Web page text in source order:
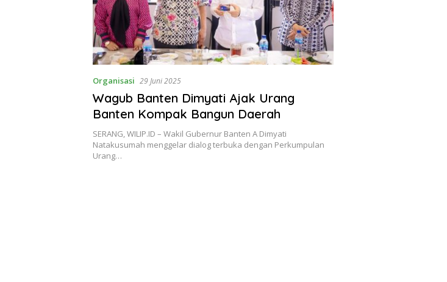
Organisasi 29 Juni 2025
Wagub Banten Dimyati Ajak Urang
Banten Kompak Bangun Daerah
SERANG, WILIP.ID – Wakil Gubernur Banten A Dimyati
Natakusumah menggelar dialog terbuka dengan Perkumpulan
Urang…